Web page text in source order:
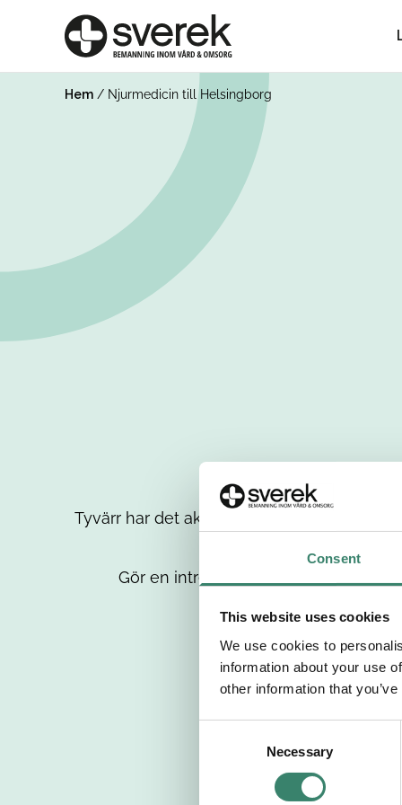
Consent
This website uses cookies
We use cookies to
information about your use
other information that
Necessary
Hem / Njurmedicin till Helsingborg
Tyvärr har det aktuella jobbet tagits bort
Gör en intresseanmälan så